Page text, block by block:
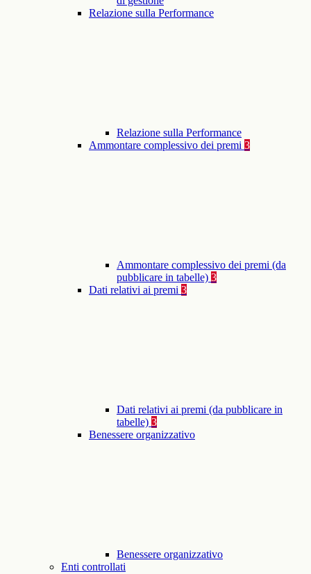
Relazione sulla Performance
Relazione sulla Performance
Ammontare complessivo dei premi 3
Ammontare complessivo dei premi (da
pubblicare in tabelle) 3
Dati relativi ai premi 3
Dati relativi ai premi (da pubblicare in
tabelle) 3
Benessere organizzativo
Benessere organizzativo
Enti controllati